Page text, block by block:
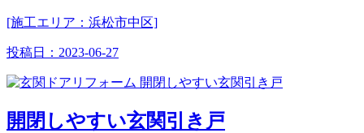
[施工エリア：浜松市中区]
投稿日： 2023-06-27
開閉しやすい玄関引き戸